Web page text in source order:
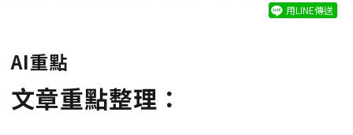
用LINE傳送
AI重點
文章重點整理：